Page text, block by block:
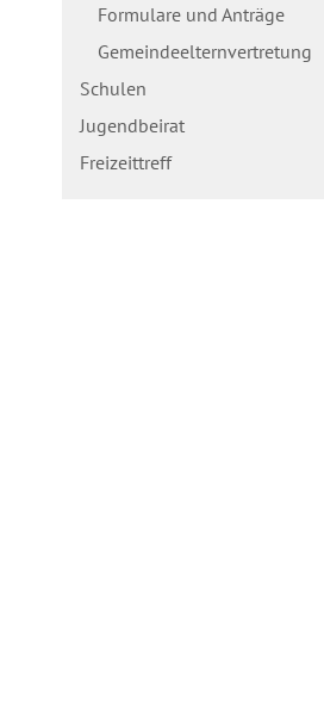
Formulare und Anträge
Gemeindeelternvertretung
Schulen
Jugendbeirat
Freizeittreff